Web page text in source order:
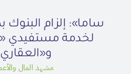
ساما»: إلزام البنوك
لخدمة مستفيدي
مشهد المال